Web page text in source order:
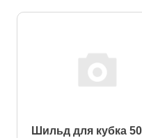
Шильд для кубка